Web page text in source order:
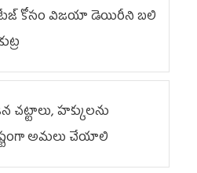
కోసం విజయా డెయిరీని బలి
చట్టాలు, హక్కులను
అమలు చేయాలి